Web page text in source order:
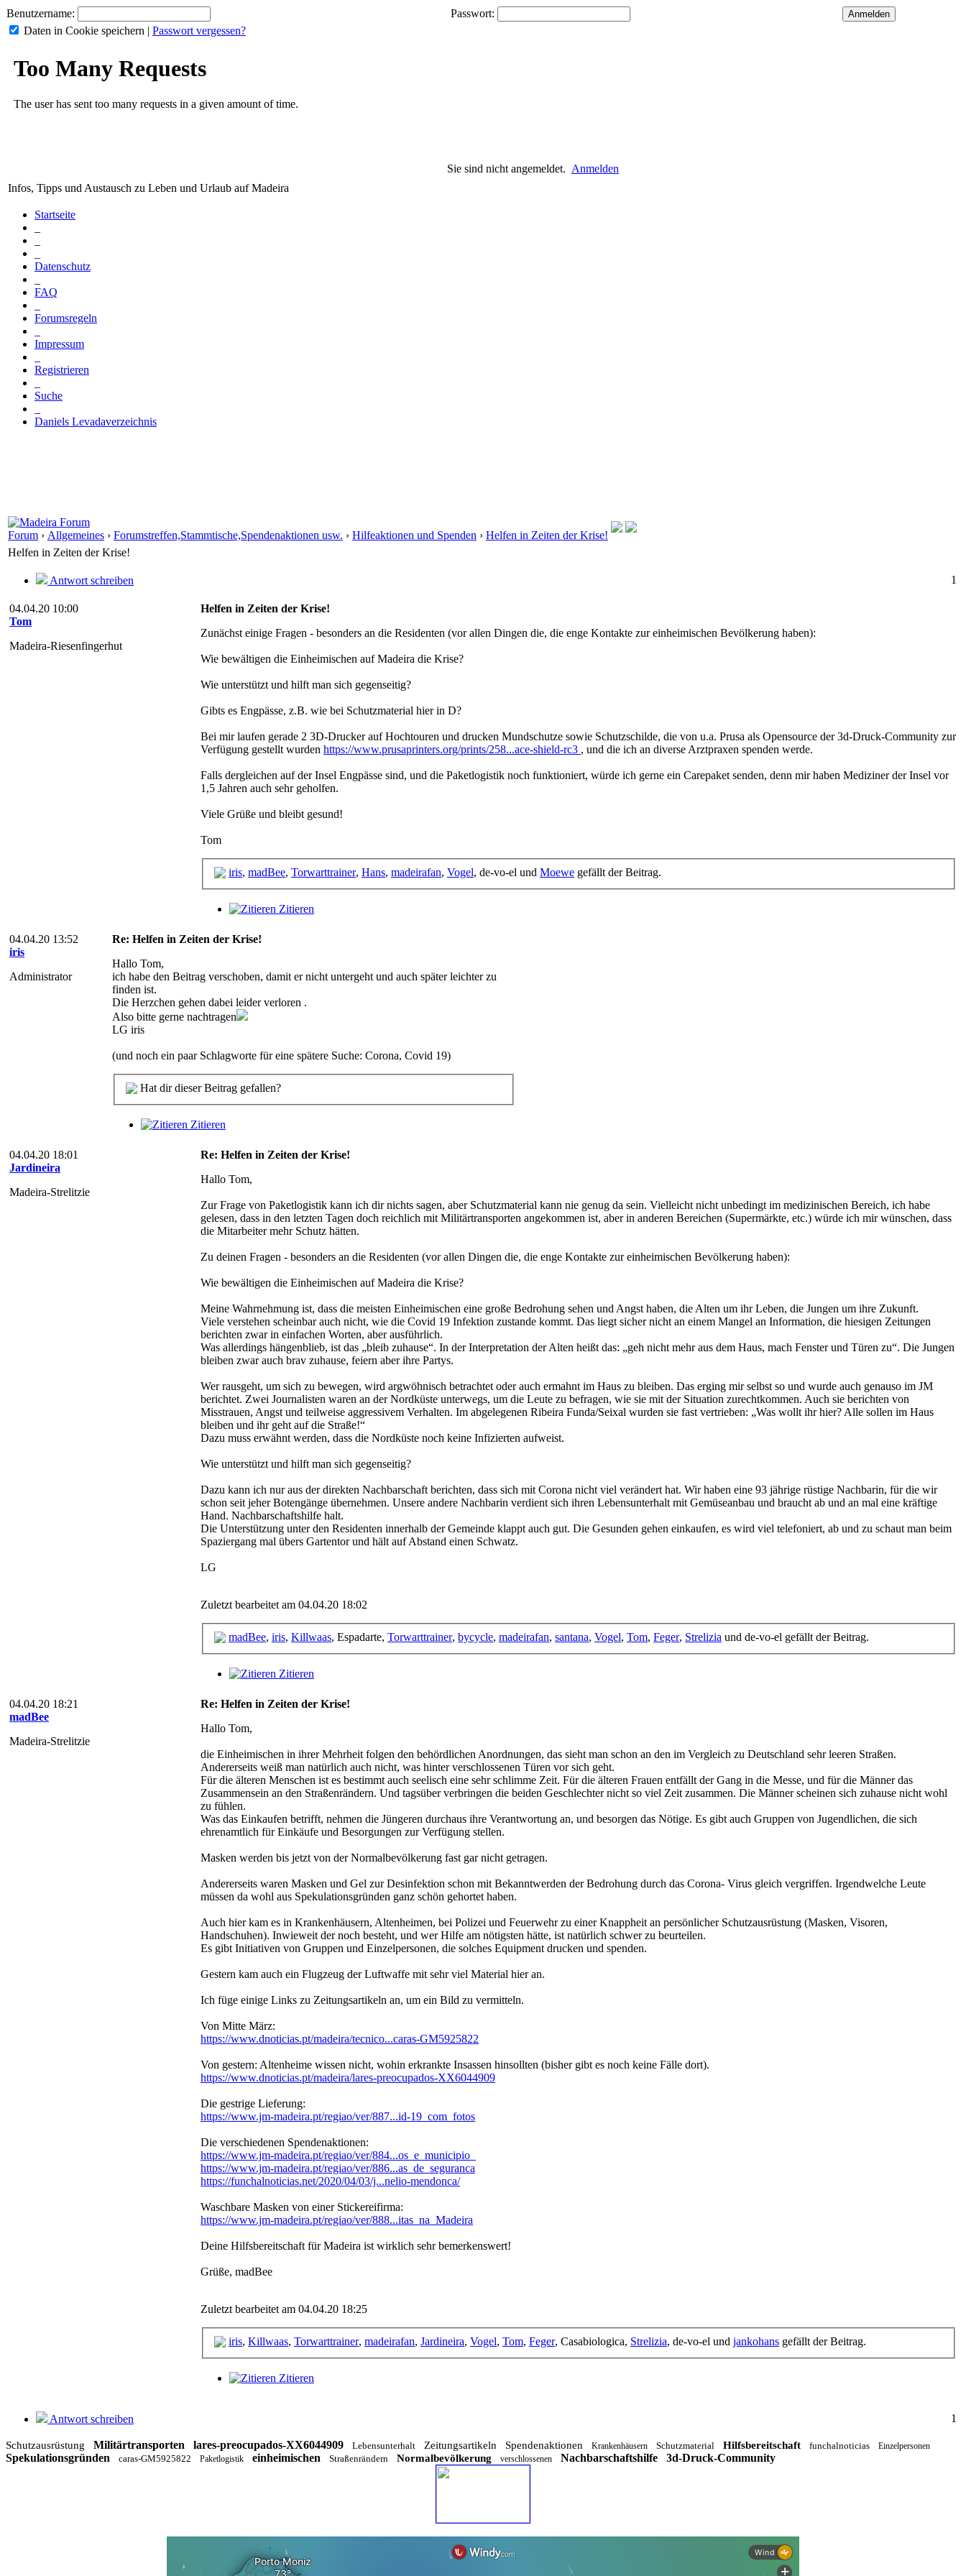
Benutzername:
Passwort:
Daten in Cookie speichern | Passwort vergessen?
Sie sind nicht angemeldet. Anmelden
Infos, Tipps und Austausch zu Leben und Urlaub auf Madeira
Startseite
Datenschutz
FAQ
Forumsregeln
Impressum
Registrieren
Suche
Daniels Levadaverzeichnis
Forum › Allgemeines › Forumstreffen,Stammtische,Spendenaktionen usw. › Hilfeaktionen und Spenden › Helfen in Zeiten der Krise!
Helfen in Zeiten der Krise!
Antwort schreiben 1
04.04.20 10:00
Tom
Madeira-Riesenfingerhut
Helfen in Zeiten der Krise!
Zunächst einige Fragen - besonders an die Residenten (vor allen Dingen die, die enge Kontakte zur einheimischen Bevölkerung haben):
Wie bewältigen die Einheimischen auf Madeira die Krise?
Wie unterstützt und hilft man sich gegenseitig?
Gibts es Engpässe, z.B. wie bei Schutzmaterial hier in D?
Bei mir laufen gerade 2 3D-Drucker auf Hochtouren und drucken Mundschutze sowie Schutzschilde, die von u.a. Prusa als Opensource der 3d-Druck-Community zur
Verfügung gestellt wurden https://www.prusaprinters.org/prints/258...ace-shield-rc3 , und die ich an diverse Arztpraxen spenden werde.
Falls dergleichen auf der Insel Engpässe sind, und die Paketlogistik noch funktioniert, würde ich gerne ein Carepaket senden, denn mir haben Mediziner der Insel vor
1,5 Jahren auch sehr geholfen.
Viele Grüße und bleibt gesund!
Tom
iris, madBee, Torwarttrainer, Hans, madeirafan, Vogel, de-vo-el und Moewe gefällt der Beitrag.
Zitieren
04.04.20 13:52
iris
Administrator
Re: Helfen in Zeiten der Krise!
Hallo Tom,
ich habe den Beitrag verschoben, damit er nicht untergeht und auch später leichter zu
finden ist.
Die Herzchen gehen dabei leider verloren .
Also bitte gerne nachtragen
LG iris
(und noch ein paar Schlagworte für eine spätere Suche: Corona, Covid 19)
Hat dir dieser Beitrag gefallen?
Zitieren
04.04.20 18:01
Jardineira
Madeira-Strelitzie
Re: Helfen in Zeiten der Krise!
Hallo Tom,
Zur Frage von Paketlogistik kann ich dir nichts sagen, aber Schutzmaterial kann nie genug da sein. Vielleicht nicht unbedingt im medizinischen Bereich, ich habe
gelesen, dass in den letzten Tagen doch reichlich mit Militärtransporten angekommen ist, aber in anderen Bereichen (Supermärkte, etc.) würde ich mir wünschen, dass
die Mitarbeiter mehr Schutz hätten.
Zu deinen Fragen - besonders an die Residenten (vor allen Dingen die, die enge Kontakte zur einheimischen Bevölkerung haben):
Wie bewältigen die Einheimischen auf Madeira die Krise?
Meine Wahrnehmung ist, dass die meisten Einheimischen eine große Bedrohung sehen und Angst haben, die Alten um ihr Leben, die Jungen um ihre Zukunft.
Viele verstehen scheinbar auch nicht, wie die Covid 19 Infektion zustande kommt. Das liegt sicher nicht an einem Mangel an Information, die hiesigen Zeitungen
berichten zwar in einfachen Worten, aber ausführlich.
Was allerdings hängenblieb, ist das „bleib zuhause“. In der Interpretation der Alten heißt das: „geh nicht mehr aus dem Haus, mach Fenster und Türen zu“. Die Jungen
bleiben zwar auch brav zuhause, feiern aber ihre Partys.
Wer rausgeht, um sich zu bewegen, wird argwöhnisch betrachtet oder auch ermahnt im Haus zu bleiben. Das erging mir selbst so und wurde auch genauso im JM
berichtet. Zwei Journalisten waren an der Nordküste unterwegs, um die Leute zu befragen, wie sie mit der Situation zurechtkommen. Auch sie berichten von
Misstrauen, Angst und teilweise aggressivem Verhalten. Im abgelegenen Ribeira Funda/Seixal wurden sie fast vertrieben: „Was wollt ihr hier? Alle sollen im Haus
bleiben und ihr geht auf die Straße!“
Dazu muss erwähnt werden, dass die Nordküste noch keine Infizierten aufweist.
Wie unterstützt und hilft man sich gegenseitig?
Dazu kann ich nur aus der direkten Nachbarschaft berichten, dass sich mit Corona nicht viel verändert hat. Wir haben eine 93 jährige rüstige Nachbarin, für die wir
schon seit jeher Botengänge übernehmen. Unsere andere Nachbarin verdient sich ihren Lebensunterhalt mit Gemüseanbau und braucht ab und an mal eine kräftige
Hand. Nachbarschaftshilfe halt.
Die Unterstützung unter den Residenten innerhalb der Gemeinde klappt auch gut. Die Gesunden gehen einkaufen, es wird viel telefoniert, ab und zu schaut man beim
Spaziergang mal übers Gartentor und hält auf Abstand einen Schwatz.
LG
Zuletzt bearbeitet am 04.04.20 18:02
madBee, iris, Killwaas, Espadarte, Torwarttrainer, bycycle, madeirafan, santana, Vogel, Tom, Feger, Strelizia und de-vo-el gefällt der Beitrag.
Zitieren
04.04.20 18:21
madBee
Madeira-Strelitzie
Re: Helfen in Zeiten der Krise!
Hallo Tom,
die Einheimischen in ihrer Mehrheit folgen den behördlichen Anordnungen, das sieht man schon an den im Vergleich zu Deutschland sehr leeren Straßen.
Andererseits weiß man natürlich auch nicht, was hinter verschlossenen Türen vor sich geht.
Für die älteren Menschen ist es bestimmt auch seelisch eine sehr schlimme Zeit. Für die älteren Frauen entfällt der Gang in die Messe, und für die Männer das
Zusammensein an den Straßenrändern. Und tagsüber verbringen die beiden Geschlechter nicht so viel Zeit zusammen. Die Männer scheinen sich zuhause nicht wohl
zu fühlen.
Was das Einkaufen betrifft, nehmen die Jüngeren durchaus ihre Verantwortung an, und besorgen das Nötige. Es gibt auch Gruppen von Jugendlichen, die sich
ehrenamtlich für Einkäufe und Besorgungen zur Verfügung stellen.
Masken werden bis jetzt von der Normalbevölkerung fast gar nicht getragen.
Andererseits waren Masken und Gel zur Desinfektion schon mit Bekanntwerden der Bedrohung durch das Corona- Virus gleich vergriffen. Irgendwelche Leute
müssen da wohl aus Spekulationsgründen ganz schön gehortet haben.
Auch hier kam es in Krankenhäusern, Altenheimen, bei Polizei und Feuerwehr zu einer Knappheit an persönlicher Schutzausrüstung (Masken, Visoren,
Handschuhen). Inwieweit der noch besteht, und wer Hilfe am nötigsten hätte, ist natürlich schwer zu beurteilen.
Es gibt Initiativen von Gruppen und Einzelpersonen, die solches Equipment drucken und spenden.
Gestern kam auch ein Flugzeug der Luftwaffe mit sehr viel Material hier an.
Ich füge einige Links zu Zeitungsartikeln an, um ein Bild zu vermitteln.
Von Mitte März:
https://www.dnoticias.pt/madeira/tecnico...caras-GM5925822
Von gestern: Altenheime wissen nicht, wohin erkrankte Insassen hinsollten (bisher gibt es noch keine Fälle dort).
https://www.dnoticias.pt/madeira/lares-preocupados-XX6044909
Die gestrige Lieferung:
https://www.jm-madeira.pt/regiao/ver/887...id-19_com_fotos
Die verschiedenen Spendenaktionen:
https://www.jm-madeira.pt/regiao/ver/884...os_e_municipio_
https://www.jm-madeira.pt/regiao/ver/886...as_de_seguranca
https://funchalnoticias.net/2020/04/03/j...nelio-mendonca/
Waschbare Masken von einer Stickereifirma:
https://www.jm-madeira.pt/regiao/ver/888...itas_na_Madeira
Deine Hilfsbereitschaft für Madeira ist wirklich sehr bemerkenswert!
Grüße, madBee
Zuletzt bearbeitet am 04.04.20 18:25
iris, Killwaas, Torwarttrainer, madeirafan, Jardineira, Vogel, Tom, Feger, Casabiologica, Strelizia, de-vo-el und jankohans gefällt der Beitrag.
Zitieren
Antwort schreiben 1
Schutzausrüstung Militärtransporten lares-preocupados-XX6044909 Lebensunterhalt Zeitungsartikeln Spendenaktionen Krankenhäusern Schutzmaterial Hilfsbereitschaft funchalnoticias Einzelpersonen
Spekulationsgründen caras-GM5925822 Paketlogistik einheimischen Straßenrändern Normalbevölkerung verschlossenen Nachbarschaftshilfe 3d-Druck-Community